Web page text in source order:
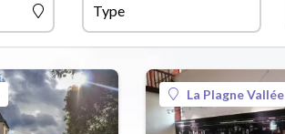
Type
La Plagne Vallée